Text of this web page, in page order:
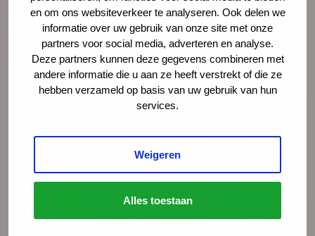
en om ons websiteverkeer te analyseren. Ook delen we
informatie over uw gebruik van onze site met onze
partners voor social media, adverteren en analyse.
Deze partners kunnen deze gegevens combineren met
andere informatie die u aan ze heeft verstrekt of die ze
hebben verzameld op basis van uw gebruik van hun
services.
Weigeren
Alles toestaan
Jeugdgezondheid.
Lees meer